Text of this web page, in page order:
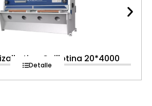
tipo Guillotina 20*4000
Detalle